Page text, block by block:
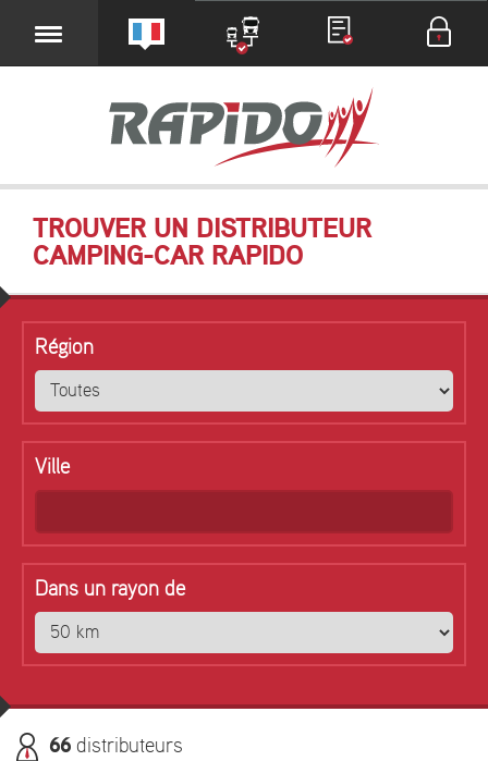
TROUVER UN DISTRIBUTEUR
CAMPING-CAR RAPIDO
Région
Ville
Dans un rayon de
66 distributeurs